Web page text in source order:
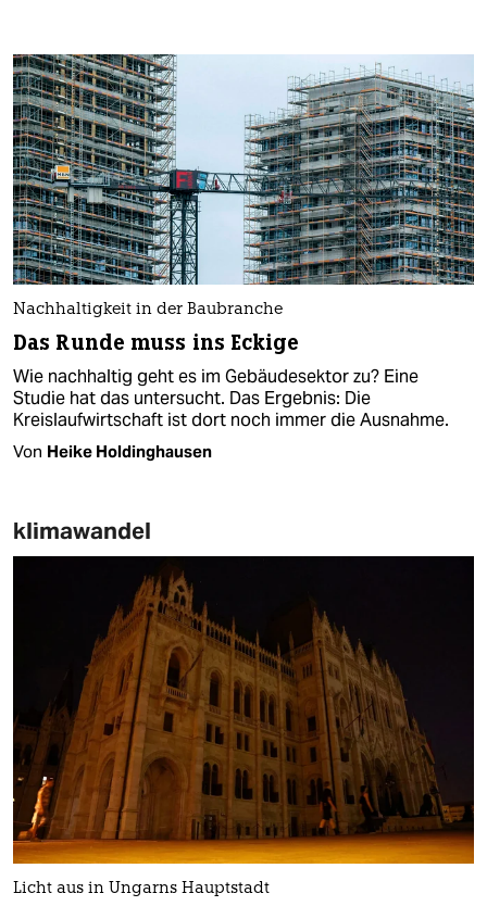
Nachhaltigkeit in der Baubranche
Das Runde muss ins Eckige
Wie nachhaltig geht es im Gebäudesektor zu? Eine
Studie hat das untersucht. Das Ergebnis: Die
Kreislaufwirtschaft ist dort noch immer die Ausnahme.
Von Heike Holdinghausen
klimawandel
Licht aus in Ungarns Hauptstadt